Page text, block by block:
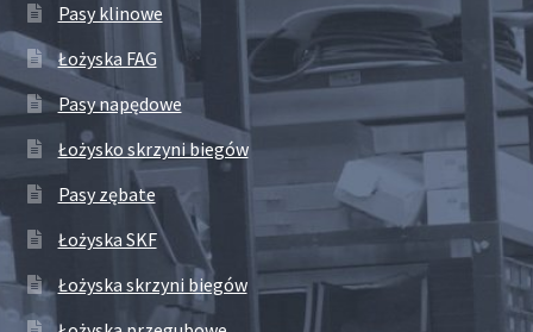
Pasy klinowe
Łożyska FAG
Pasy napędowe
Łożysko skrzyni biegów
Pasy zębate
Łożyska SKF
Łożyska skrzyni biegów